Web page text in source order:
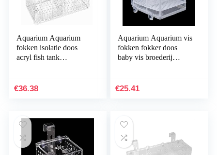
Aquarium Aquarium
fokken isolatie doos
acryl fish tank
scheidingslijn for…
€36.38
Aquarium Aquarium vis
fokken fokker doos
baby vis broederij
hangende aquarium…
€25.41